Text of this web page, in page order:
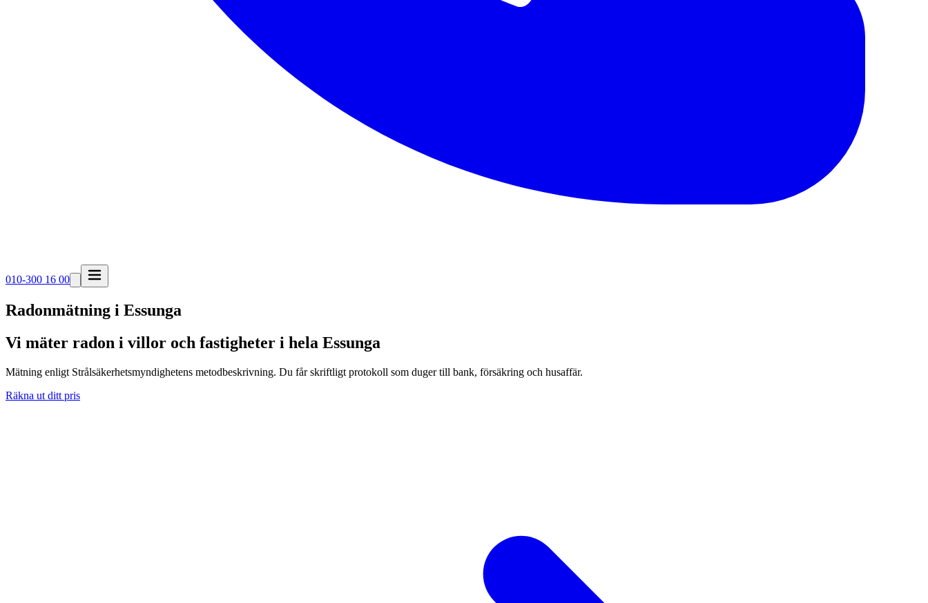
010-300 16 00
Radonmätning i Essunga
Vi mäter radon i villor och fastigheter i hela Essunga
Mätning enligt Strålsäkerhetsmyndighetens metodbeskrivning. Du får skriftligt protokoll som duger till bank, försäkring och husaffär.
Räkna ut ditt pris